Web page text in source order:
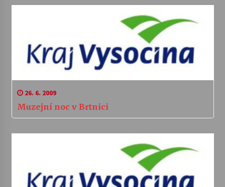
26. 6. 2009
Muzejní noc v Brtnici